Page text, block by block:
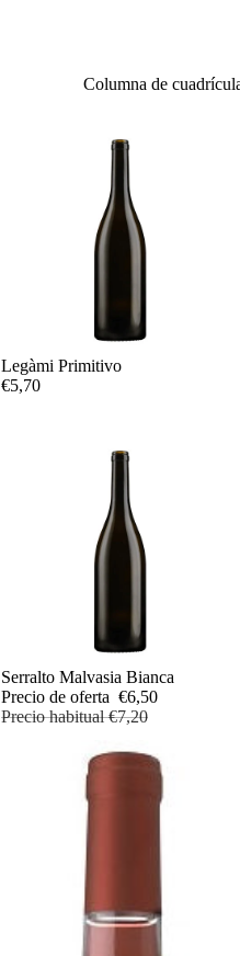
Columna de
Legàmi Primitivo
€5,70
Oferta
Serralto Malvasia Bianca
Precio de oferta €6,50
Precio habitual€7,20